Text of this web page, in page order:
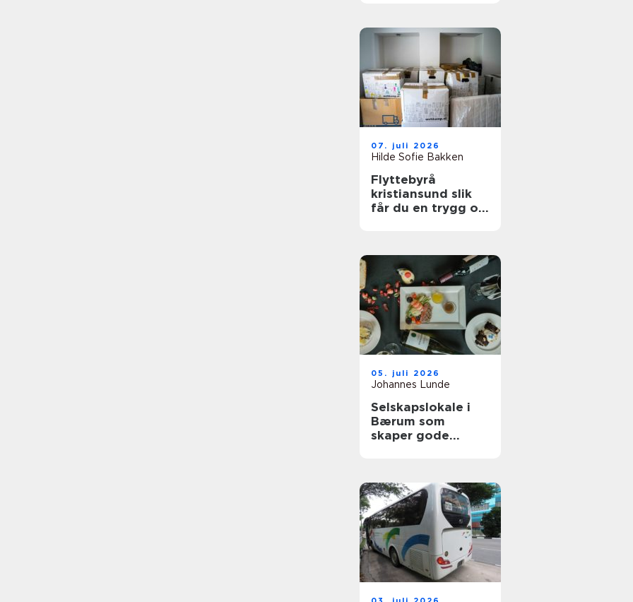
07. juli 2026
Hilde Sofie Bakken
Flyttebyrå
kristiansund slik
får du en trygg og
05. juli 2026
Johannes Lunde
Selskapslokale i
Bærum som
skaper gode